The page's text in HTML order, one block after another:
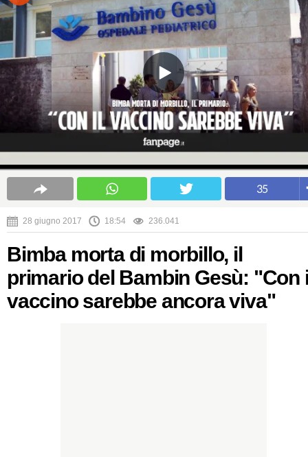
35
28 giugno 2017 18:54 236.041
Bimba morta di morbillo, il
primario del Bambin Gesù: "Con
vaccino sarebbe ancora viva"